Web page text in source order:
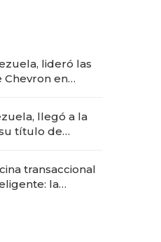
lideró las
Chevron en
llegó a la
título de
premium"
transaccional
la